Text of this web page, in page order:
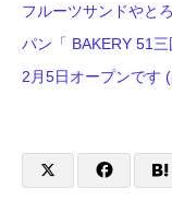
フルーツサンドやと
パン「 BAKERY 51
2月5日オープンです